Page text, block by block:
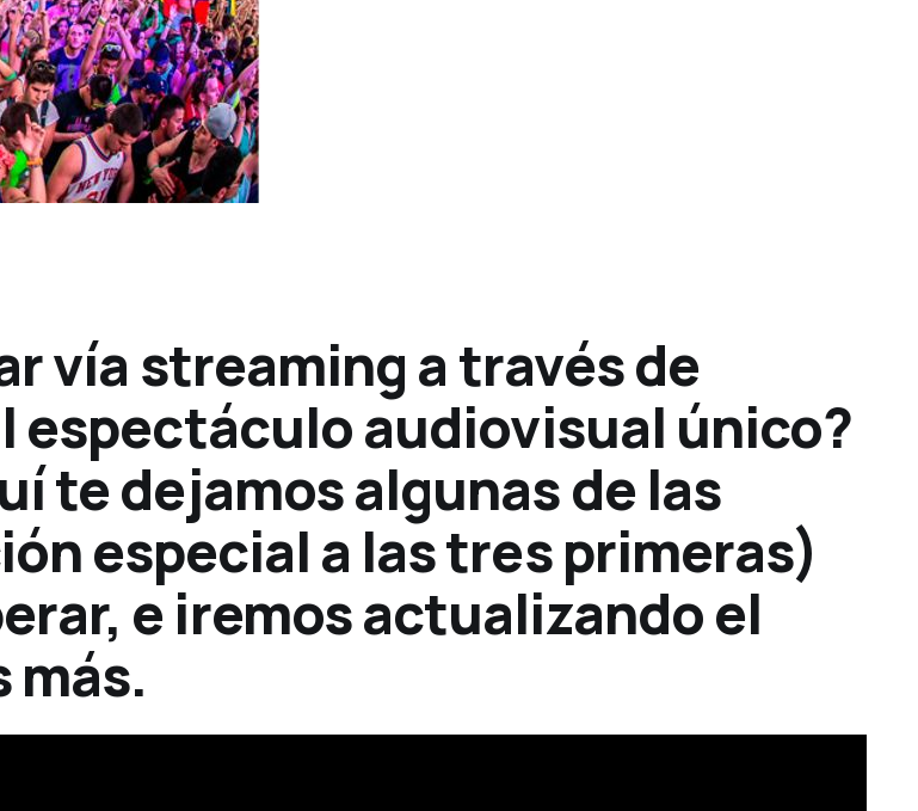
vía streaming a través de
espectáculo audiovisual único?
te dejamos algunas de las
especial a las tres primeras)
e iremos actualizando el
más.